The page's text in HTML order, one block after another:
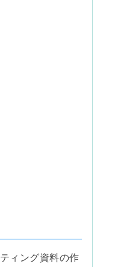
ィング資料の作